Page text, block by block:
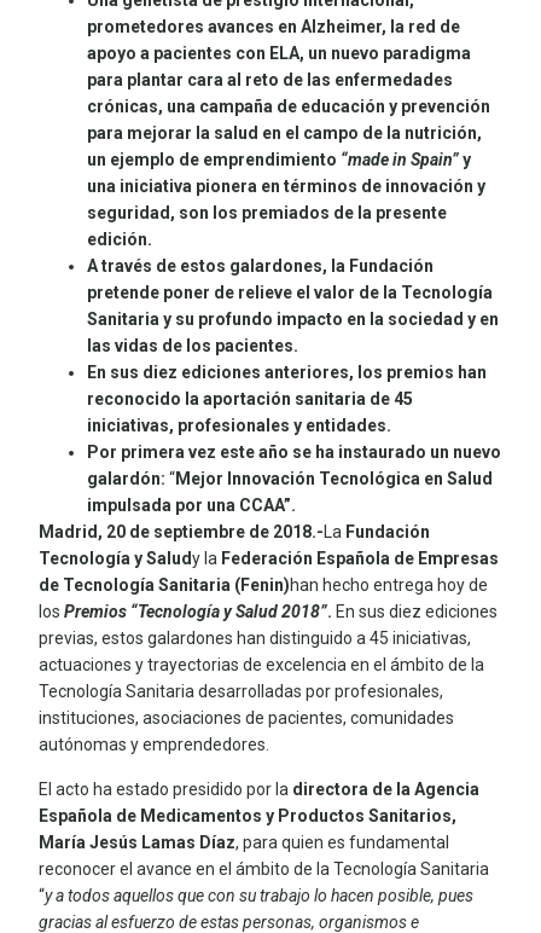
prometedores avances en Alzheimer, la red de
apoyo a pacientes con ELA, un nuevo paradigma
para plantar cara al reto de las enfermedades
crónicas, una campaña de educación y prevención
para mejorar la salud en el campo de la nutrición,
un ejemplo de emprendimiento “made in Spain”y
una iniciativa pionera en términos de innovación y
seguridad, son los premiados de la presente
edición.
A través de estos galardones, la Fundación
pretende poner de relieve el valor de la Tecnología
Sanitaria y su profundo impacto en la sociedad y en
las vidas de los pacientes.
En sus diez ediciones anteriores, los premios han
reconocido la aportación sanitaria de 45
iniciativas, profesionales y entidades.
Por primera vez este año se ha instaurado un nuevo
galardón: “Mejor Innovación Tecnológica en Salud
impulsada por una CCAA”.
Madrid, 20 de septiembre de 2018.-La Fundación
Tecnología y Saludy la Federación Española de Empresas
de Tecnología Sanitaria (Fenin)han hecho entrega hoy de
los Premios “Tecnología y Salud 2018”. En sus diez ediciones
previas, estos galardones han distinguido a 45 iniciativas,
actuaciones y trayectorias de excelencia en el ámbito de la
Tecnología Sanitaria desarrolladas por profesionales,
instituciones, asociaciones de pacientes, comunidades
autónomas y emprendedores.
El acto ha estado presidido por la directora de la Agencia
Española de Medicamentos y Productos Sanitarios,
María Jesús Lamas Díaz, para quien es fundamental
reconocer el avance en el ámbito de la Tecnología Sanitaria
“y a todos aquellos que con su trabajo lo hacen posible, pues
gracias al esfuerzo de estas personas, organismos e